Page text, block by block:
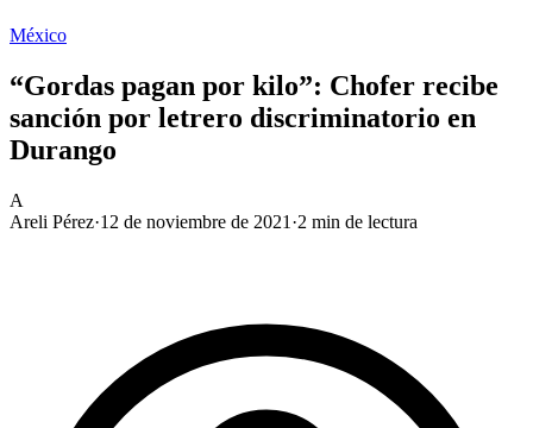
México
“Gordas pagan por kilo”: Chofer recibe
sanción por letrero discriminatorio en
Durango
A
Areli Pérez·12 de noviembre de 2021 ·2 min de lectura